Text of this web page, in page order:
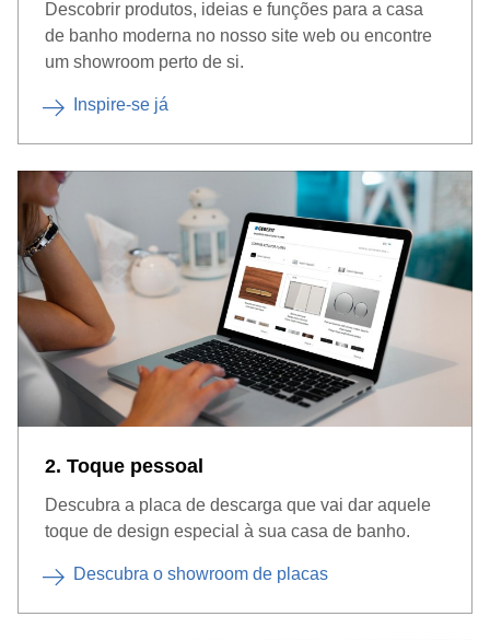
Descobrir produtos, ideias e funções para a casa
de banho moderna no nosso site web ou encontre
um showroom perto de si.
Inspire-se já
2. Toque pessoal
Descubra a placa de descarga que vai dar aquele
toque de design especial à sua casa de banho.
Descubra o showroom de placas